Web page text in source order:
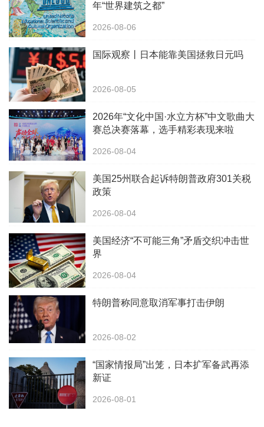
年“世界建筑之都”
2026-08-06
国际观察丨日本能靠美国拯救日元吗
2026-08-05
2026年“文化中国·水立方杯”中文歌曲大
赛总决赛落幕，选手精彩表现来啦
2026-08-04
美国25州联合起诉特朗普政府301关税
政策
2026-08-04
美国经济“不可能三角”矛盾交织冲击世
界
2026-08-04
特朗普称同意取消军事打击伊朗
2026-08-02
“国家情报局”出笼，日本扩军备武再添
新证
2026-08-01